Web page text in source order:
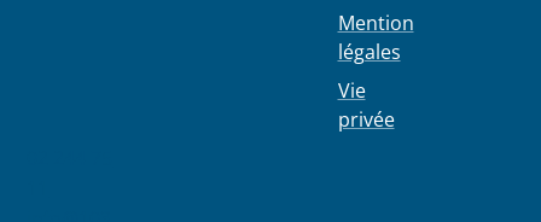
Mention
légales
Vie
privée